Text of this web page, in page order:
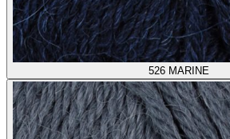
526 MARINE